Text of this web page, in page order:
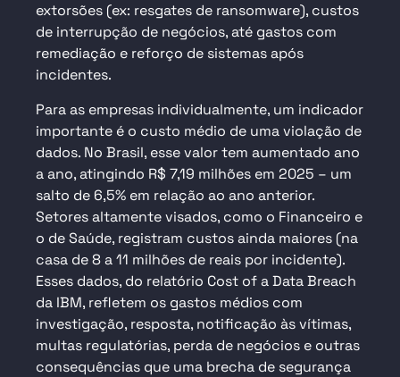
extorsões (ex: resgates de ransomware), custos
de interrupção de negócios, até gastos com
remediação e reforço de sistemas após
incidentes.
Para as empresas individualmente, um indicador
importante é o custo médio de uma violação de
dados. No Brasil, esse valor tem aumentado ano
a ano, atingindo R$ 7,19 milhões em 2025 – um
salto de 6,5% em relação ao ano anterior.
Setores altamente visados, como o Financeiro e
o de Saúde, registram custos ainda maiores (na
casa de 8 a 11 milhões de reais por incidente).
Esses dados, do relatório Cost of a Data Breach
da IBM, refletem os gastos médios com
investigação, resposta, notificação às vítimas,
multas regulatórias, perda de negócios e outras
consequências que uma brecha de segurança